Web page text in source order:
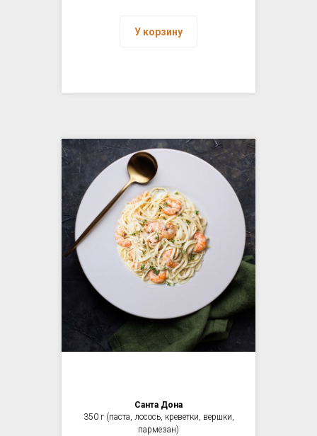
У корзину
Санта Дона
350 г (паста, лосось, креветки, вершки,
пармезан)